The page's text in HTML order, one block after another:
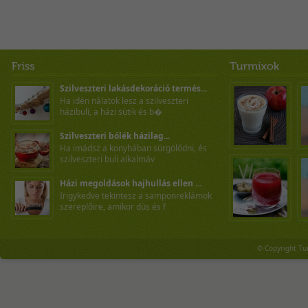
Szilveszteri lakásdekoráció termés...
Ha idén nálatok lesz a szilveszteri
házibuli, a házi sütik és b�
Szilveszteri bólék házilag...
Ha imádsz a konyhában sürgölődni, és
szilveszteri buli alkalmáv
Házi megoldások hajhullás ellen ...
Irigykedve tekintesz a samponreklámok
szereplőire, amikor dús és f
© Copyright